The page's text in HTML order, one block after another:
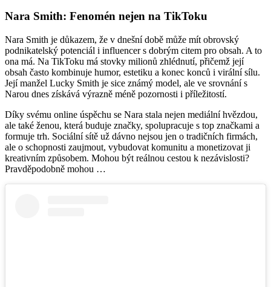
Nara Smith: Fenomén nejen na TikToku
Nara Smith je důkazem, že v dnešní době může mít obrovský
podnikatelský potenciál i influencer s dobrým citem pro obsah. A to
ona má. Na TikToku má stovky milionů zhlédnutí, přičemž její
obsah často kombinuje humor, estetiku a konec konců i virální sílu.
Její manžel Lucky Smith je sice známý model, ale ve srovnání s
Narou dnes získává výrazně méně pozornosti i příležitostí.
Díky svému online úspěchu se Nara stala nejen mediální hvězdou,
ale také ženou, která buduje značky, spolupracuje s top značkami a
formuje trh. Sociální sítě už dávno nejsou jen o tradičních firmách,
ale o schopnosti zaujmout, vybudovat komunitu a monetizovat ji
kreativním způsobem. Mohou být reálnou cestou k nezávislosti?
Pravděpodobně mohou …